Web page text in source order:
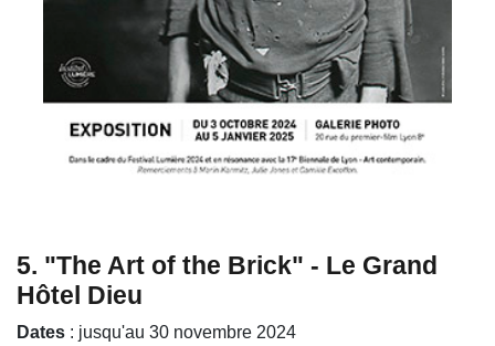
5. "The Art of the Brick" - Le Grand
Hôtel Dieu
Dates : jusqu'au 30 novembre 2024